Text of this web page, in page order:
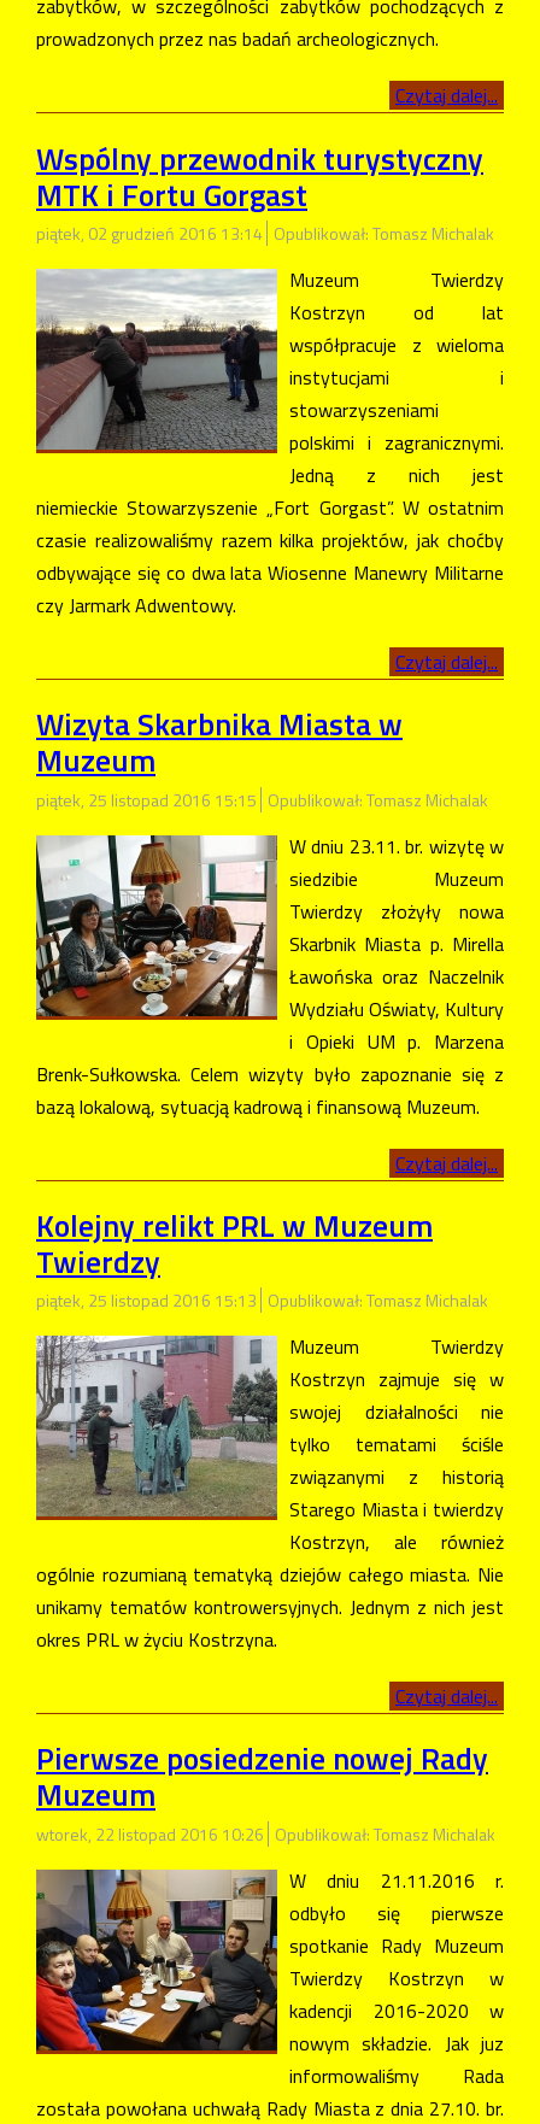
zabytków, w szczególności zabytków pochodzących z
prowadzonych przez nas badań archeologicznych.
Czytaj dalej...
Wspólny przewodnik turystyczny
MTK i Fortu Gorgast
piątek, 02 grudzień 2016 13:14 Opublikował: Tomasz Michalak
Muzeum Twierdzy
Kostrzyn od lat
współpracuje z wieloma
instytucjami i
stowarzyszeniami
polskimi i zagranicznymi.
Jedną z nich jest
niemieckie Stowarzyszenie „Fort Gorgast”. W ostatnim
czasie realizowaliśmy razem kilka projektów, jak choćby
odbywające się co dwa lata Wiosenne Manewry Militarne
czy Jarmark Adwentowy.
Czytaj dalej...
Wizyta Skarbnika Miasta w
Muzeum
piątek, 25 listopad 2016 15:15 Opublikował: Tomasz Michalak
W dniu 23.11. br. wizytę w
siedzibie Muzeum
Twierdzy złożyły nowa
Skarbnik Miasta p. Mirella
Ławońska oraz Naczelnik
Wydziału Oświaty, Kultury
i Opieki UM p. Marzena
Brenk-Sułkowska. Celem wizyty było zapoznanie się z
bazą lokalową, sytuacją kadrową i finansową Muzeum.
Czytaj dalej...
Kolejny relikt PRL w Muzeum
Twierdzy
piątek, 25 listopad 2016 15:13 Opublikował: Tomasz Michalak
Muzeum Twierdzy
Kostrzyn zajmuje się w
swojej działalności nie
tylko tematami ściśle
związanymi z historią
Starego Miasta i twierdzy
Kostrzyn, ale również
ogólnie rozumianą tematyką dziejów całego miasta. Nie
unikamy tematów kontrowersyjnych. Jednym z nich jest
okres PRL w życiu Kostrzyna.
Czytaj dalej...
Pierwsze posiedzenie nowej Rady
Muzeum
wtorek, 22 listopad 2016 10:26 Opublikował: Tomasz Michalak
W dniu 21.11.2016 r.
odbyło się pierwsze
spotkanie Rady Muzeum
Twierdzy Kostrzyn w
kadencji 2016-2020 w
nowym składzie. Jak juz
informowaliśmy Rada
została powołana uchwałą Rady Miasta z dnia 27.10. br.